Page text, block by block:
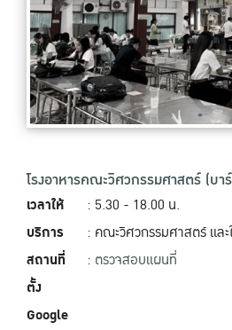
โรงอาหารคณะวิศวกรรมศาสตร์ (บา
เวลาให้
บริการ
สถานที่
ตั้ง
Google
: 5.30 - 18.00 น.
: คณะวิศวกรรมศาสตร์ แล
: ตรวจสอบแผนที่